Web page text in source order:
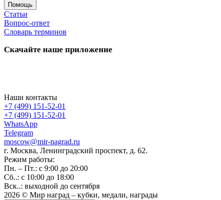
Помощь
Статьи
Вопрос-ответ
Словарь терминов
Скачайте наше приложение
Наши контакты
+7 (499) 151-52-01
+7 (499) 151-52-01
WhatsApp
Telegram
moscow@mir-nagrad.ru
г. Москва, Ленинградский проспект, д. 62.
Режим работы:
Пн. – Пт.: с 9:00 до 20:00
Сб..: с 10:00 до 18:00
Вск..: выходной до сентября
2026 © Мир наград – кубки, медали, награды